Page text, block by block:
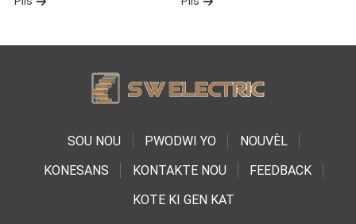
SOU NOU PWODWI YO
NOUVÈL
KONESANS
KONTAKTE NOU
FEEDBACK
KOTE KI GEN KAT